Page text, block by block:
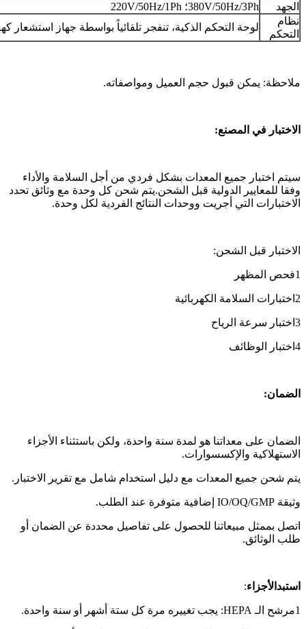
الجهد
380V/50Hz/3Ph؛ 220V/50Hz/1Ph
نظام
التحكم
لوحة التحكم الذكية، تنفجر تلقائياً بواسطة جهاز استشعار
ملاحظة: يمكن قبول حجم العميل ومواصفاته.
الاختبار في المصنع:
سيتم اختبار جميع المعدات بشكل فردي من أجل السلامة والأداء
وفقا للمعايير الدولية قبل الشحن.يتم شحن كل وحدة مع وثائق تحدد
الاختبارات التي أجريت ووحدات النتائج الفردية لكل وحدة.
الاختبار قبل الشحن:
1فحص المظهر
2اختبارات السلامة الكهربائية
3اختبار سرعة الرياح
4اختبار الوظائف
الضمان:
الضمان على معداتنا هو لمدة سنة واحدة، ولكن باستثناء الأجزاء
الاستهلاكية والإكسسوارات.
يتم شحن جميع المعدات مع دليل استخدام شامل مع تقرير الاختبار.
وثيقة IO/OQ/GMP إضافية متوفرة عند الطلب.
اتصل بممثل مبيعاتنا للحصول على تفاصيل محددة عن الضمان أو
طلب الوثائق.
استبدالأجزاء:
1مرشح الـ HEPA: يجب تغييره مرة كل ستة أشهر أو سنة واحدة.